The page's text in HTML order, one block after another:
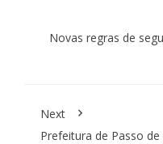
Novas regras de
Next
Prefeitura de Passo